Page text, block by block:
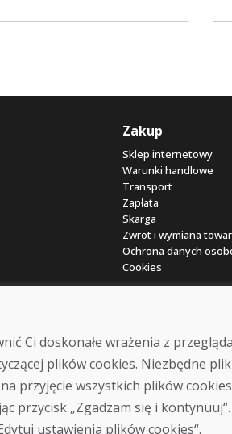
Zakup
Sklep internetowy
Warunki handlowe
Transport
Zapłata
Skarga
Zwrot i wymiana
Ochrona danych
Cookies
© DOMIVOSPORT 2026,
DUFEKSOFT- tworzenie stron internetowych,
Ci doskonałe wrażenia z
plików cookies. Niezbędne
przyjęcie wszystkich plików
przycisk „Zgadzam się i kontynuuj“.
ustawienia plików cookies“.